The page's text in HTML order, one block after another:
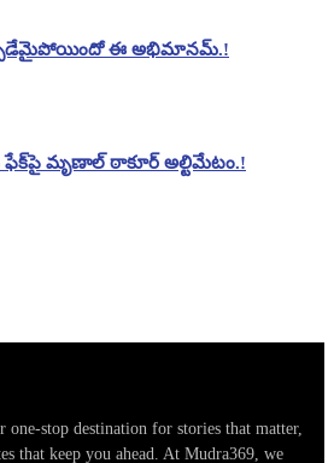
ఈ అభిమానమ్.!
ఫేక్‌పై మృణాల్ ఠాకూర్ అల్టిమేటం.!
one-stop destination for stories that matter,
that keep you ahead. At Mudra369, we